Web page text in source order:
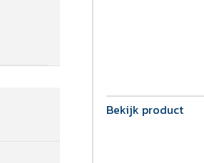
Bekijk product